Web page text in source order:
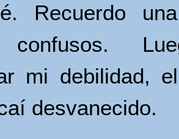
Recuerdo
confusos.
mi debilidad,
desvanecido.